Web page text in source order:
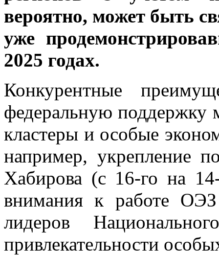
вероятно, может быть
уже
2025 годах.
Конкурентные
федеральную поддержку
кластеры и особые
например, укрепление
Хабирова (с 16-го на
внимания к работе
лидеров
привлекательности